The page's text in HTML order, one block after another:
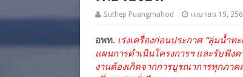
Suthep Puangmahod เมษายน 19,
อพท. เร่งเครื่องก่อนประกาศ “ลุ่มน้ำ
แผนการดำเนินโครงการฯ และรับฟัง
งานต้องเกิดจากการบูรณาการทุกภ